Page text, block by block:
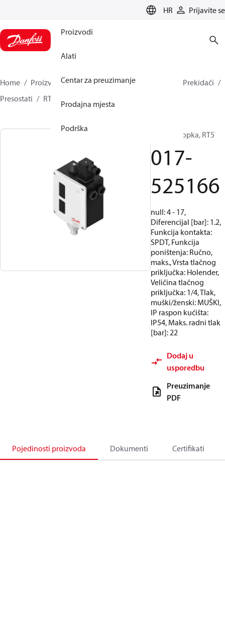
HR Prijavite se
Proizvodi
Alati
Centar za preuzimanje
Prodajna mjesta
Podrška
Home Proizvodi Climate Solutions za hlađenje
Prekidači
Presostati
RT
tlačna sklopka, RT5
017-
525166
null: 4 - 17,
Diferencijal [bar]: 1.2,
Funkcija kontakta:
SPDT, Funkcija
poništenja: Ručno,
maks., Vrsta tlačnog
priključka: Holender,
Veličina tlačnog
priključka: 1/4, Tlak,
muški/ženski: MUŠKI,
IP raspon kućišta:
IP54, Maks. radni tlak
[bar]: 22
Dodaj u
usporedbu
Preuzimanje
PDF
Pojedinosti proizvoda Dokumenti Certifikati